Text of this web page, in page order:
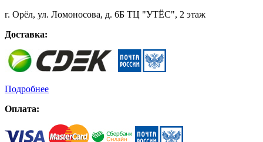
г. Орёл, ул. Ломоносова, д. 6Б ТЦ "УТЁС", 2 этаж
Доставка:
Подробнее
Оплата: